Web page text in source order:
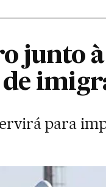
à
para